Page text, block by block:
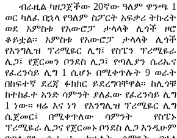
ብራዚል ካዘጋጀችው 20ኛው ዓለም ዋንጫ 1
ወር ካለፈ በኋላ የዓለም ስፖርት አፍቃሪ ትኩረት
ወደ አምስቱ የአውሮፓ ታላላቅ ሊጎች ዞሮ
ቆይቷል፡፡ አምስቱ የአውሮፓ ታላላቅ ሊጎች
የእንግሊዝ ፕሪሚዬር ሊግ፤ የስፔን ፕሪሚዬራ
ሊጋ፤ የጀርመን ቦንደስ ሊጋ፤ የጣሊያን ሴሪኤና
የፈረንሳይ ሊግ 1 ሲሆኑ በሚቀጥሉት 9 ወራት
በከፍተኛ ደረጃ ፉክክር ይደረግባቸዋል፡፡ ከሊጎቹ
ከተከፈተ አንድ ሳምንት ያለፈው የፈረንሳይ ሊግ
1 ነው፡፡ ዛሬ እና ነገ የእንግሊዝ ፕሪሚዬር ሊግ
ሲጀመር፤ በሚቀጥለው ሳምንት የስፔኑ
ፕሪሚዬራ ሊጋና የጀርመኑ ቦንደስ ሊጋ እንዲሁም